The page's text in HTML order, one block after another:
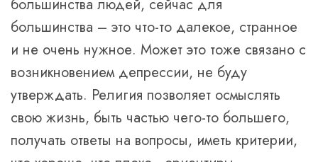
большинства людей, сейчас для
большинства – это что-то далекое, странное
и не очень нужное. Может это тоже связано с
возникновением депрессии, не буду
утверждать. Религия позволяет осмыслять
свою жизнь, быть частью чего-то большего,
получать ответы на вопросы, иметь критерии,